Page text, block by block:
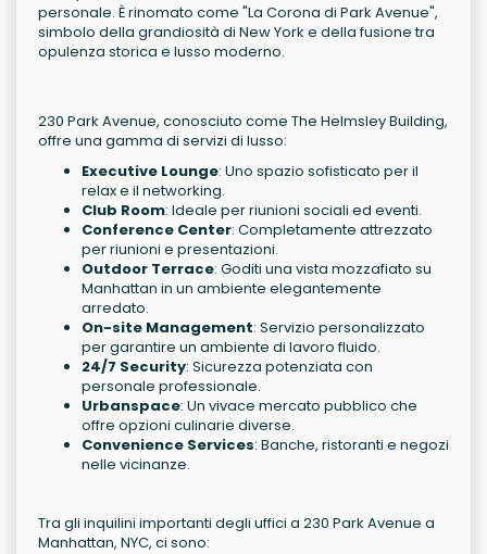
personale. È rinomato come "La Corona di Park Avenue",
simbolo della grandiosità di New York e della fusione tra
opulenza storica e lusso moderno.
230 Park Avenue, conosciuto come The Helmsley Building,
offre una gamma di servizi di lusso:
Executive Lounge: Uno spazio sofisticato per il
relax e il networking.
Club Room: Ideale per riunioni sociali ed eventi.
Conference Center: Completamente attrezzato
per riunioni e presentazioni.
Outdoor Terrace: Goditi una vista mozzafiato su
Manhattan in un ambiente elegantemente
arredato.
On-site Management: Servizio personalizzato
per garantire un ambiente di lavoro fluido.
24/7 Security: Sicurezza potenziata con
personale professionale.
Urbanspace: Un vivace mercato pubblico che
offre opzioni culinarie diverse.
Convenience Services: Banche, ristoranti e negozi
nelle vicinanze.
Tra gli inquilini importanti degli uffici a 230 Park Avenue a
Manhattan, NYC, ci sono: